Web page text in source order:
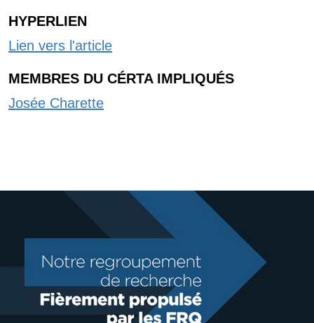
HYPERLIEN
Lien vers l'article
MEMBRES DU CÉRTA IMPLIQUÉS
Josée Charette